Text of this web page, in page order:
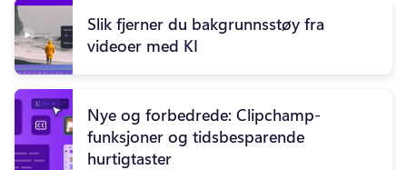
Slik fjerner du bakgrunnsstøy fra
videoer med KI
Nye og forbedrede: Clipchamp-
funksjoner og tidsbesparende
hurtigtaster